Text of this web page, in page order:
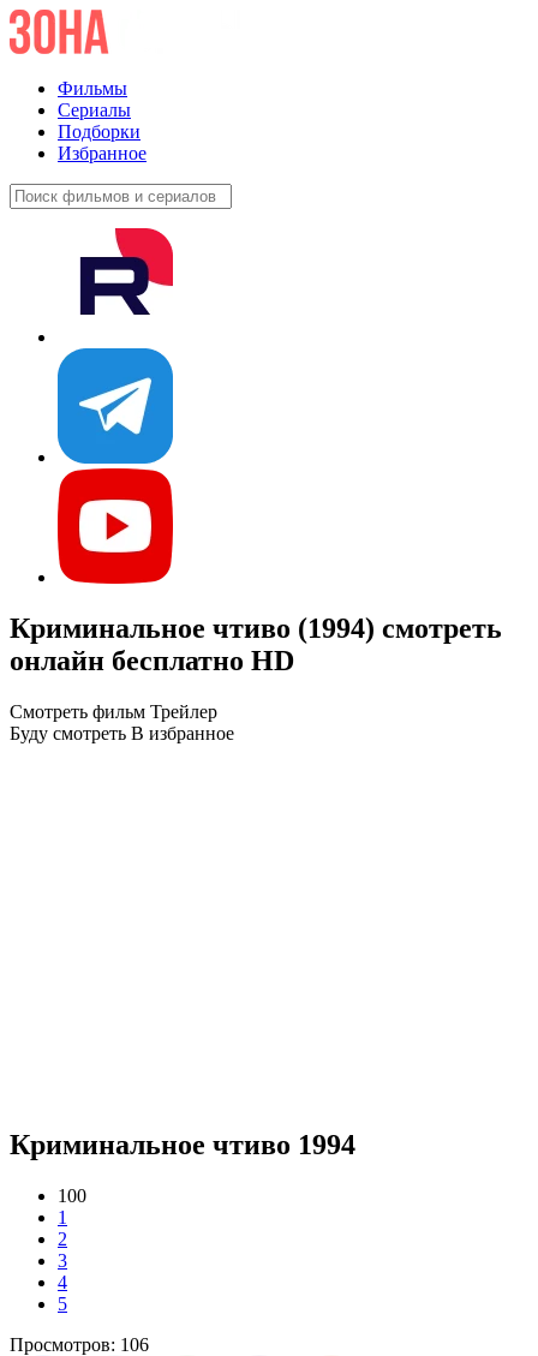
Фильмы
Сериалы
Подборки
Избранное
Криминальное чтиво (1994) смотреть
онлайн бесплатно HD
Смотреть фильм Трейлер
Буду смотреть В избранное
Криминальное чтиво 1994
100
1
2
3
4
5
Просмотров: 106